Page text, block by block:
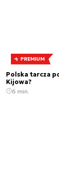
PREMIUM
Polska tarcza
Kijowa?
6 min.